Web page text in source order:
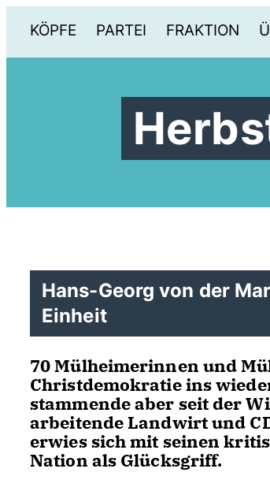
KÖPFE PARTEI FRAKTION
Hans-Georg von der
Einheit
70 Mülheimerinnen und
Christdemokratie ins
stammende aber seit der
arbeitende Landwirt und
erwies sich mit seinen
Nation als Glücksgriff.